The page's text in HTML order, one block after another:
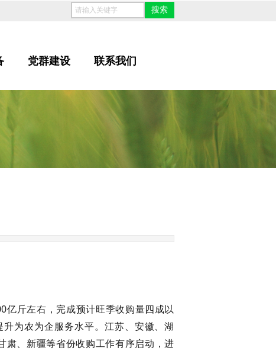
搜索
党群建设 联系我们
斤左右，完成预计旺季收购量四成以
为农为企服务水平。江苏、安徽、湖
肃、新疆等省份收购工作有序启动，进